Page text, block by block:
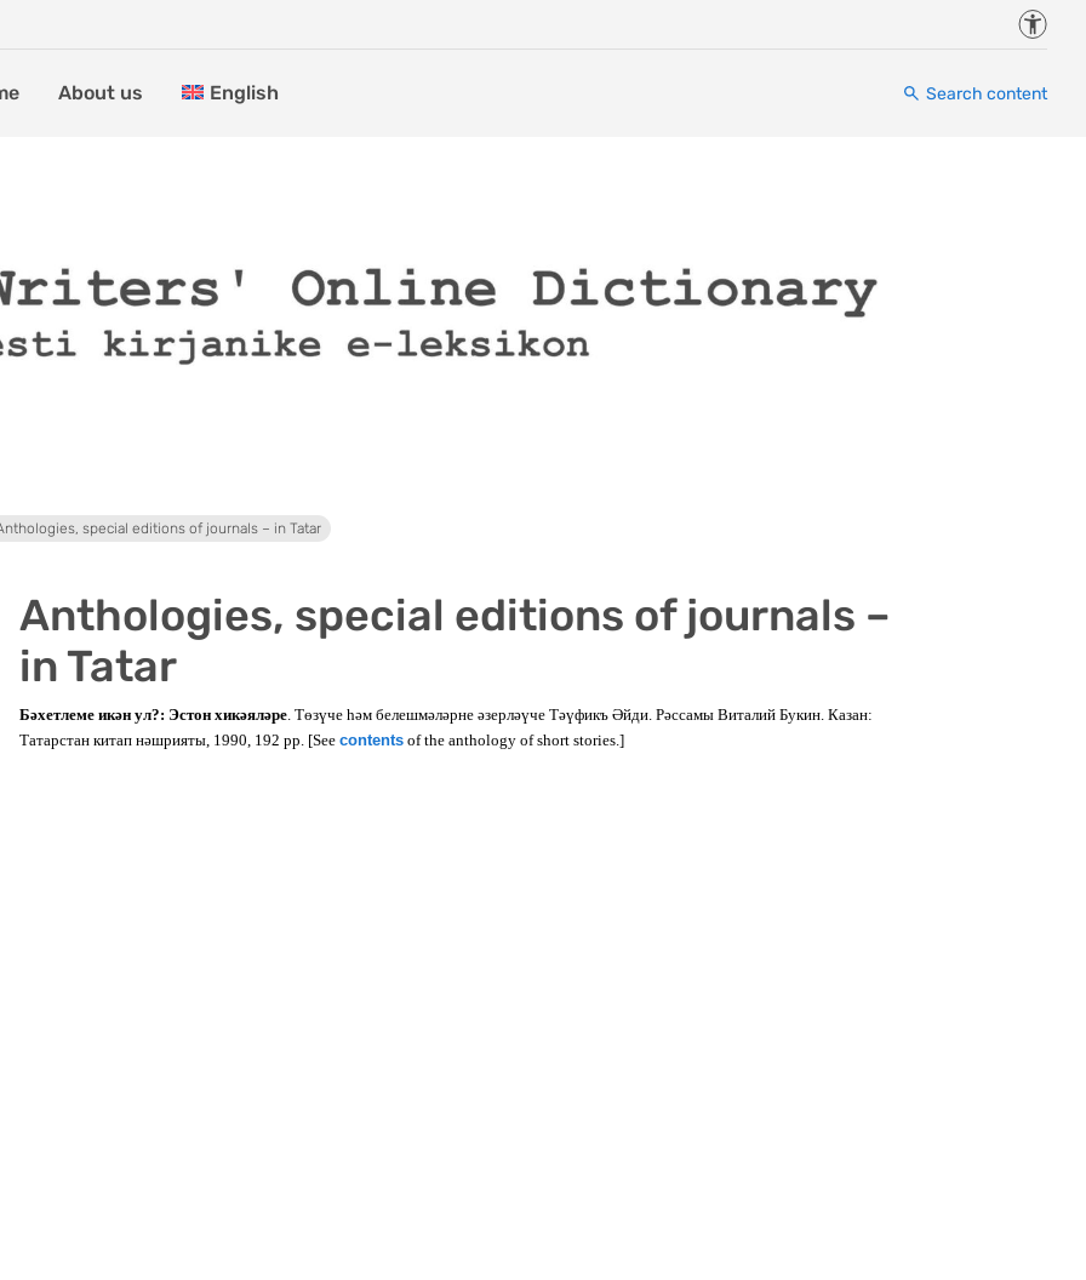
About us English Search content
special editions of journals – in Tatar
Anthologies, special editions of journals –
in Tatar
Бәхетлеме икән ул?: Эстон хикәяләре. Төзүче hәм белешмәләрне әзерләүче Тәүфикъ Әйди. Рәссамы Виталий Букин. Казан:
Татарстан китап нәшрияты, 1990, 192 pp. [See contents of the anthology of short stories.]